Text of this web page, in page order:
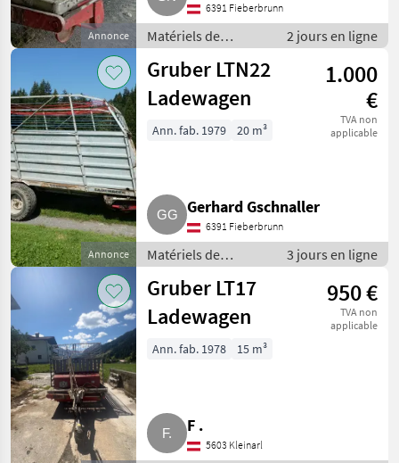
Annonce
6391 Fieberbrunn
Matériels de
fenaison /
Autochargeuses
2 jours en ligne
Annonce
Gruber LTN22
Ladewagen
1.000
€
TVA non
applicable
Ann. fab. 1979 20 m³
Gerhard Gschnaller
6391 Fieberbrunn
Matériels de
fenaison /
Autochargeuses
3 jours en ligne
Gruber LT17
Ladewagen
950 €
TVA non
applicable
Ann. fab. 1978 15 m³
F .
5603 Kleinarl